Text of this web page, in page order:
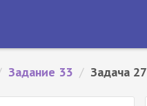
Задание 33 / Задача 27